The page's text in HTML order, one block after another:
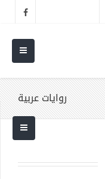
روايات عربية